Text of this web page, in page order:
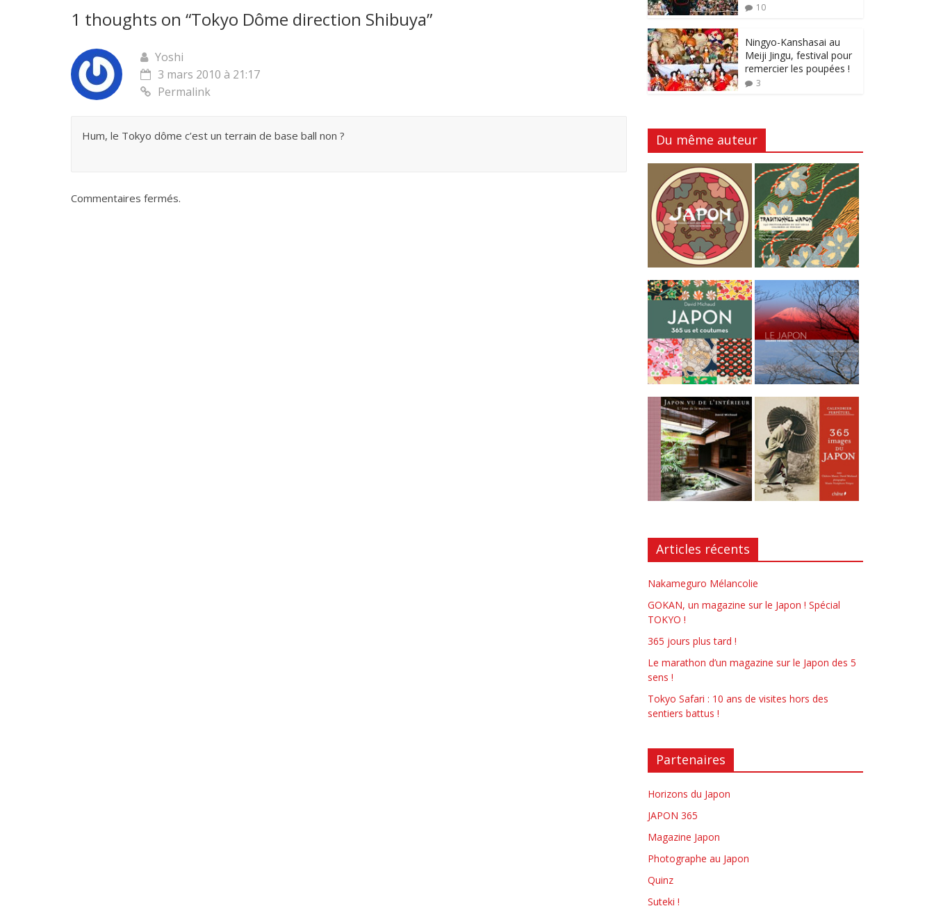
1 thoughts on “Tokyo Dôme direction Shibuya”
Yoshi
3 mars 2010 à 21:17
Permalink
Hum, le Tokyo dôme c’est un terrain de base ball non ?
Commentaires fermés.
10
Ningyo-Kanshasai au
Meiji Jingu, festival pour
remercier les poupées !
3
Du même auteur
Articles récents
Nakameguro Mélancolie
GOKAN, un magazine sur le Japon ! Spécial
TOKYO !
365 jours plus tard !
Le marathon d’un magazine sur le Japon des 5
sens !
Tokyo Safari : 10 ans de visites hors des
sentiers battus !
Partenaires
Horizons du Japon
JAPON 365
Magazine Japon
Photographe au Japon
Quinz
Suteki !